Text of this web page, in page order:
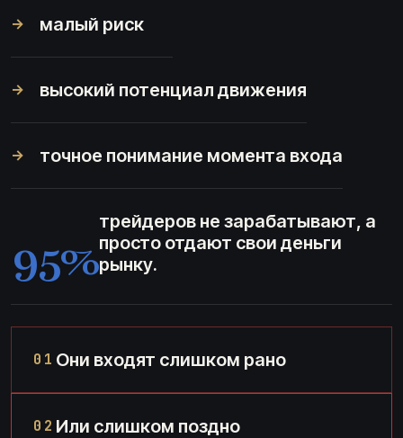
→ малый риск
→ высокий потенциал движения
→ точное понимание момента входа
95%
трейдеров не зарабатывают, а
просто отдают свои деньги
рынку.
01 Они входят слишком рано
02 Или слишком поздно